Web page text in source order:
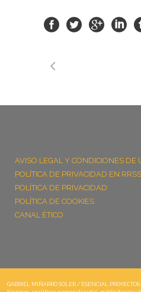
AVISO LEGAL Y CONDICIONES DE
POLÍTICA DE PRIVACIDAD EN RRSS
POLÍTICA DE PRIVACIDAD
POLÍTICA DE COOKIES
CANAL ÉTICO
GABRIEL MIÑARRO SOLER / ESENCIAL